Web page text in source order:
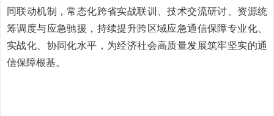
同联动机制，常态化跨省实战联训、技术交流研讨、资源统
筹调度与应急驰援，持续提升跨区域应急通信保障专业化、
实战化、协同化水平，为经济社会高质量发展筑牢坚实的通
信保障根基。